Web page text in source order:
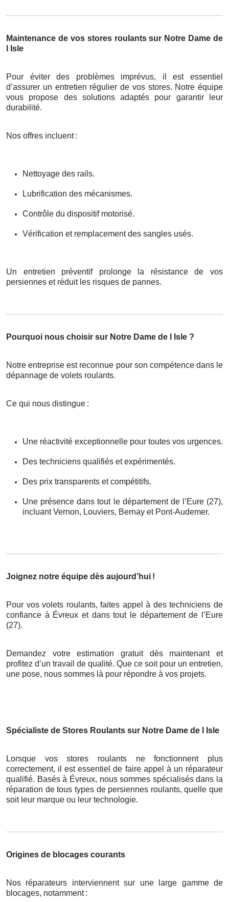
Maintenance de vos stores roulants sur Notre Dame de
l Isle
Pour éviter des problèmes imprévus, il est essentiel
d’assurer un entretien régulier de vos stores. Notre équipe
vous propose des solutions adaptés pour garantir leur
durabilité.
Nos offres incluent :
Nettoyage des rails.
Lubrification des mécanismes.
Contrôle du dispositif motorisé.
Vérification et remplacement des sangles usés.
Un entretien préventif prolonge la résistance de vos
persiennes et réduit les risques de pannes.
Pourquoi nous choisir sur Notre Dame de l Isle ?
Notre entreprise est reconnue pour son compétence dans le
dépannage de volets roulants.
Ce qui nous distingue :
Une réactivité exceptionnelle pour toutes vos urgences.
Des techniciens qualifiés et expérimentés.
Des prix transparents et compétitifs.
Une présence dans tout le département de l’Eure (27),
incluant Vernon, Louviers, Bernay et Pont-Audemer.
Joignez notre équipe dès aujourd’hui !
Pour vos volets roulants, faites appel à des techniciens de
confiance à Évreux et dans tout le département de l’Eure
(27).
Demandez votre estimation gratuit dès maintenant et
profitez d’un travail de qualité. Que ce soit pour un entretien,
une pose, nous sommes là pour répondre à vos projets.
Spécialiste de Stores Roulants sur Notre Dame de l Isle
Lorsque vos stores roulants ne fonctionnent plus
correctement, il est essentiel de faire appel à un réparateur
qualifié. Basés à Évreux, nous sommes spécialisés dans la
réparation de tous types de persiennes roulants, quelle que
soit leur marque ou leur technologie.
Origines de blocages courants
Nos réparateurs interviennent sur une large gamme de
blocages, notamment :